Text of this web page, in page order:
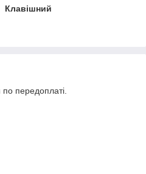
Клавішний
по передоплаті.